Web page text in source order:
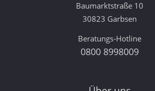
Baumarktstraße 10
30823 Garbsen
Beratungs-Hotline
0800 8998009